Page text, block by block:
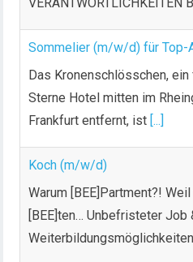
Sommelier (m/w/d) für Top-
Das Kronenschlösschen,
Sterne Hotel mitten im
Frankfurt entfernt, ist [...]
Koch (m/w/d)
Warum [BEE]Partment?!
[BEE]ten… Unbefristeter Job